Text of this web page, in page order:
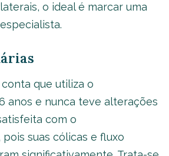
o ideal é marcar uma
que utiliza o
anos e nunca teve alterações
com o
suas cólicas e fluxo